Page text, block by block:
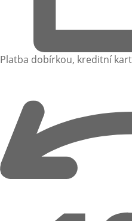
Platba dobírkou, kreditní